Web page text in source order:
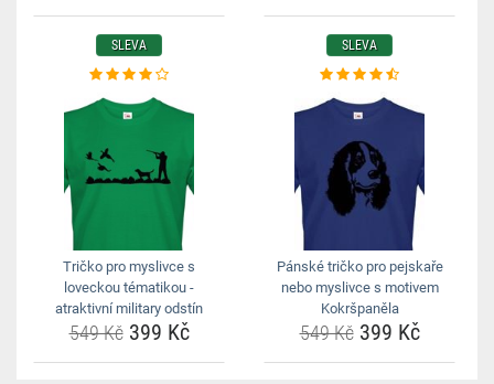
SLEVA
Tričko pro myslivce s
loveckou tématikou -
atraktivní military odstín
549 Kč399 Kč
SLEVA
Pánské tričko pro pejskaře
nebo myslivce s motivem
Kokršpaněla
549 Kč399 Kč